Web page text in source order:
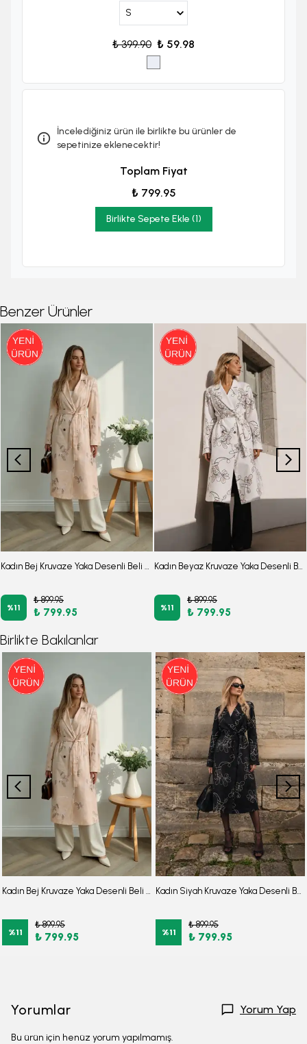
₺ 399.90 ₺ 59.98
İncelediğiniz ürün ile birlikte bu ürünler de
sepetinize eklenecektir!
Toplam Fiyat
₺ 799.95
Birlikte Sepete Ekle (1)
Benzer Ürünler
%11
₺ 899.95
₺ 799.95 %11
₺ 899.95
₺ 799.95
Birlikte Bakılanlar
%11
₺ 899.95
₺ 799.95 %11
₺ 899.95
₺ 799.95
Yorumlar Yorum Yap
Bu ürün için henüz yorum yapılmamış.